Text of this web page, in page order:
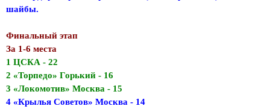
шайбы.
Финальный этап
За 1-6 места
1 ЦСКА - 22
2 «Торпедо» Горький - 16
3 «Локомотив» Москва - 15
4 «Крылья Советов» Москва - 14